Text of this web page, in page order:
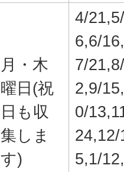
月・木
曜日(祝
日も収
集しま
す)
4/
6,6/16,
7/
2,9/
0/
24,12/
5,1/12,